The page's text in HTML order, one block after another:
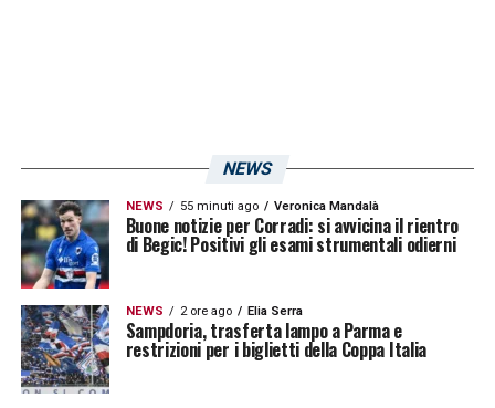
NEWS
NEWS 55 minuti ago Veronica Mandalà
Buone notizie per Corradi: si avvicina il rientro
di Begic! Positivi gli esami strumentali odierni
NEWS 2 ore ago Elia Serra
Sampdoria, trasferta lampo a Parma e
restrizioni per i biglietti della Coppa Italia